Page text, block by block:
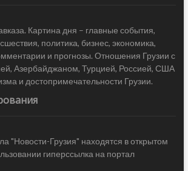
Картина дня – главные события,
политика, бизнес, экономика,
и прогнозы. Отношения Грузии с
Азербайджаном, Турцией, Россией, США
и достопримечательности Грузии.
"Новости-Грузия" находятся в открытом
гиперссылка на портал